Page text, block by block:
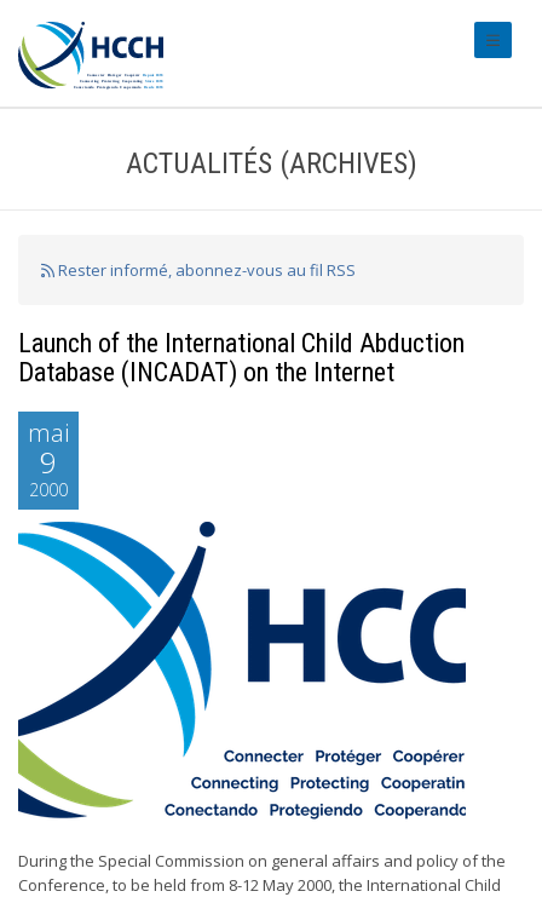
ACTUALITÉS (ARCHIVES)
Rester informé, abonnez-vous au fil RSS
Launch of the International Child Abduction
Database (INCADAT) on the Internet
mai
9
2000
During the Special Commission on general affairs and policy of the
Conference, to be held from 8-12 May 2000, the International Child